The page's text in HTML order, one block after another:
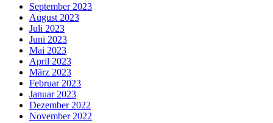
September 2023
August 2023
Juli 2023
Juni 2023
Mai 2023
April 2023
März 2023
Februar 2023
Januar 2023
Dezember 2022
November 2022